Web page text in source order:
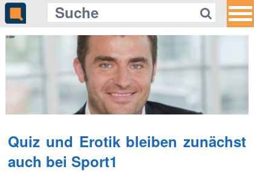
Quiz und Erotik bleiben zunächst
auch bei Sport1